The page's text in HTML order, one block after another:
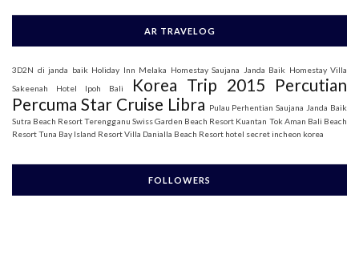
AR TRAVELOG
3D2N di janda baik Holiday Inn Melaka Homestay Saujana Janda Baik Homestay Villa
Sakeenah
Hotel Ipoh Bali Korea Trip 2015 Percutian
Percuma Star Cruise Libra Pulau Perhentian Saujana Janda Baik
Sutra Beach Resort Terengganu Swiss Garden Beach Resort Kuantan Tok Aman Bali Beach
ResortTuna Bay Island ResortVilla Danialla Beach Resort hotel secret incheon korea
FOLLOWERS